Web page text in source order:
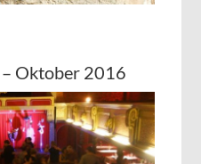
Oktober 2016